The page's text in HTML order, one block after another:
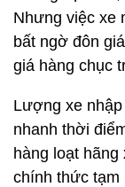
Nhưng việc xe
bất ngờ đôn
giá hàng chục
Lượng xe
nhanh thời
hàng loạt
chính thức tạm